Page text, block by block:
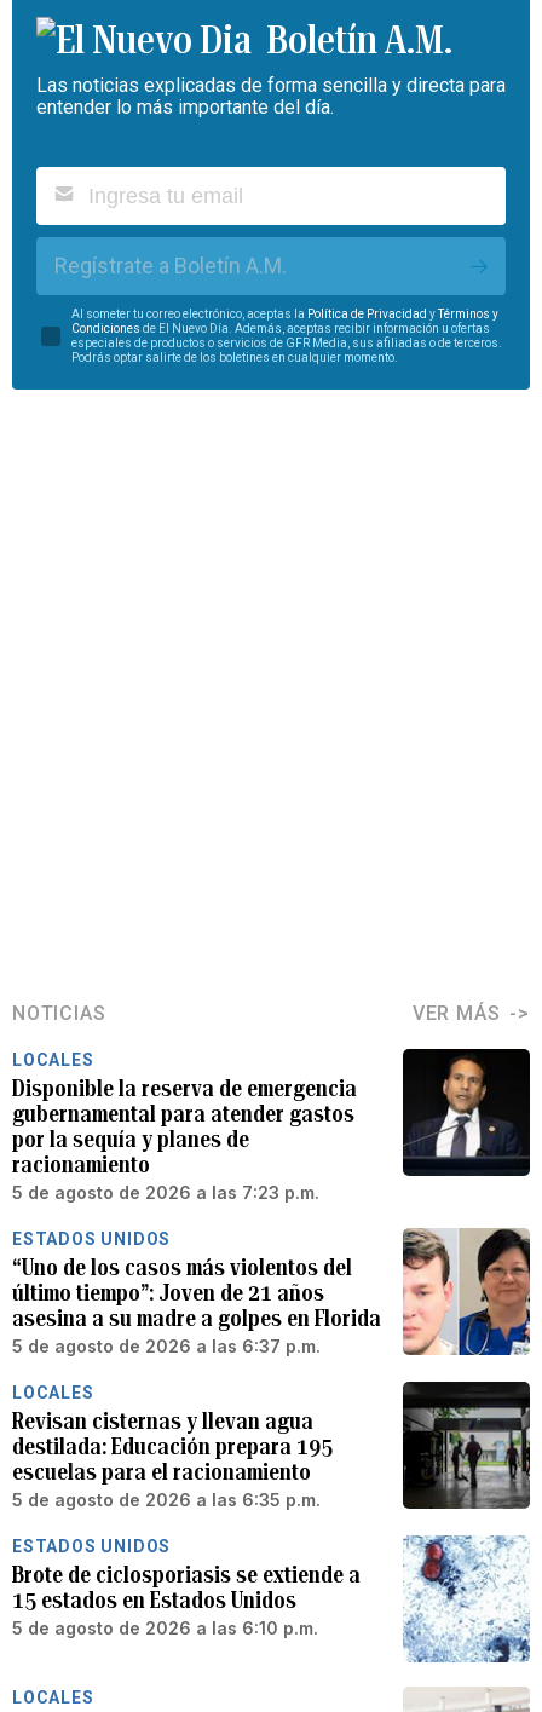
Boletín A.M.
Las noticias explicadas de forma sencilla y directa para
entender lo más importante del día.
Regístrate a Boletín A.M.
Al someter tu correo electrónico, aceptas la Política de Privacidad y
Términos y
Condiciones de El Nuevo Día. Además, aceptas recibir información u ofertas
especiales de productos o servicios de GFR Media, sus afiliadas o de terceros.
Podrás optar salirte de los boletines en cualquier momento.
NOTICIAS VER MÁS
LOCALES
Disponible la reserva de emergencia
gubernamental para atender gastos
por la sequía y planes de
racionamiento
5 de agosto de 2026 a las 7:23 p.m.
ESTADOS UNIDOS
“Uno de los casos más violentos del
último tiempo”: Joven de 21 años
asesina a su madre a golpes en Florida
5 de agosto de 2026 a las 6:37 p.m.
LOCALES
Revisan cisternas y llevan agua
destilada: Educación prepara 195
escuelas para el racionamiento
5 de agosto de 2026 a las 6:35 p.m.
ESTADOS UNIDOS
Brote de ciclosporiasis se extiende a
15 estados en Estados Unidos
5 de agosto de 2026 a las 6:10 p.m.
LOCALES